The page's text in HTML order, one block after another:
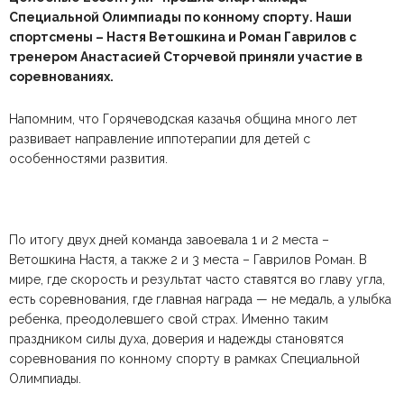
Специальной Олимпиады по конному спорту. Наши
спортсмены – Настя Ветошкина и Роман Гаврилов с
тренером Анастасией Сторчевой приняли участие в
соревнованиях.
Напомним, что Горячеводская казачья община много лет
развивает направление иппотерапии для детей с
особенностями развития.
По итогу двух дней команда завоевала 1 и 2 места –
Ветошкина Настя, а также 2 и 3 места – Гаврилов Роман. В
мире, где скорость и результат часто ставятся во главу угла,
есть соревнования, где главная награда — не медаль, а улыбка
ребенка, преодолевшего свой страх. Именно таким
праздником силы духа, доверия и надежды становятся
соревнования по конному спорту в рамках Специальной
Олимпиады.